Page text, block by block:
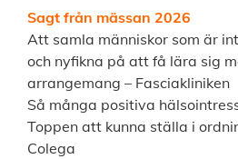
Sagt från mässan 2026
Att samla människor som är
och nyfikna på att få lära sig
arrangemang – Fasciakliniken
Så många positiva
Toppen att kunna ställa i
Colega